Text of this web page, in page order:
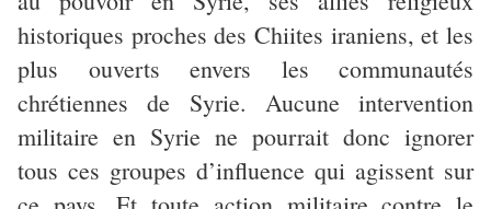
historiques proches des Chiites iraniens, et les
plus ouverts envers les communautés
chrétiennes de Syrie. Aucune intervention
militaire en Syrie ne pourrait donc ignorer
tous ces groupes d’influence qui agissent sur